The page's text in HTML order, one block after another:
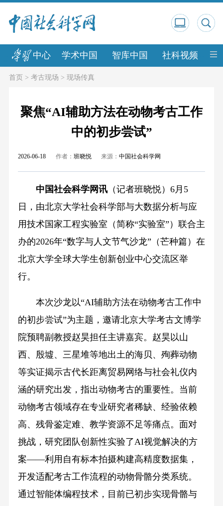
中心 学术中国 智库中国 社科视频 中
首页> 考古现场 > 现场传真
聚焦“AI辅助方法在动物考古工作
中的初步尝试”
2026-06-18 作者： 班晓悦 来源：中国社会科学网
中国社会科学网讯（记者班晓悦）6月5
日，由北京大学社会科学部与大数据分析与应
用技术国家工程实验室（简称“实验室”）联合主
办的2026年“数字与人文节气沙龙”（芒种篇）在
北京大学全球大学生创新创业中心交流区举
行。
本次沙龙以“AI辅助方法在动物考古工作中
的初步尝试”为主题，邀请北京大学考古文博学
院预聘副教授赵昊担任主讲嘉宾。赵昊以山
西、殷墟、三星堆等地出土的海贝、殉葬动物
等实证揭示古代长距离贸易网络与社会礼仪内
涵的研究出发，指出动物考古的重要性。当前
动物考古领域存在专业研究者稀缺、经验依赖
高、残骨鉴定难、教学资源不足等痛点。面对
挑战，研究团队创新性实验了AI视觉解决的方
案——利用自有标本拍摄构建高精度数据集，
开发适配考古工作流程的动物骨骼分类系统。
通过智能体编程技术，目前已初步实现骨骼与